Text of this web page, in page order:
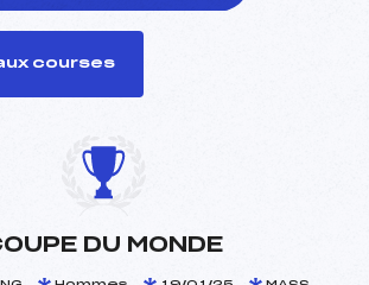
courses
DU MONDE